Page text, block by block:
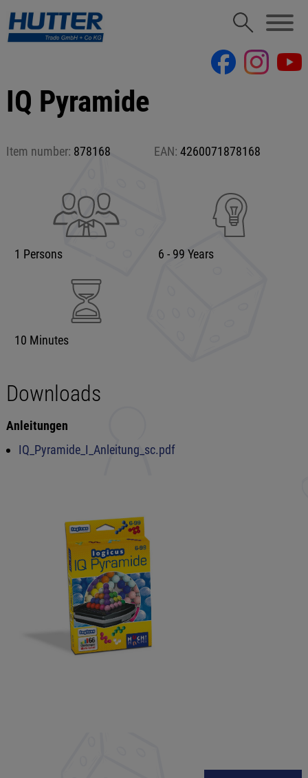
IQ Pyramide
Item number: 878168 EAN: 4260071878168
1 Persons 6 - 99 Years
10 Minutes
Downloads
Anleitungen
IQ_Pyramide_I_Anleitung_sc.pdf